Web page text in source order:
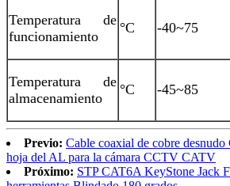
Temperatura de
funcionamiento
°C -40~75
Temperatura de
almacenamiento
°C -45~85
Previo: Cable coaxial de cobre
hoja del AL para la cámara CCTV CATV
Próximo: STP CAT6A KeyStone Jack